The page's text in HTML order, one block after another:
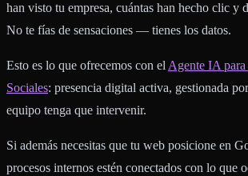
han visto tu empresa, cuántas han hecho clic y
No te fías de sensaciones — tienes los datos.
Esto es lo que ofrecemos con el Agente IA
Sociales: presencia digital activa, gestionada
equipo tenga que intervenir.
Si además necesitas que tu web posicione en
procesos internos estén conectados con lo que